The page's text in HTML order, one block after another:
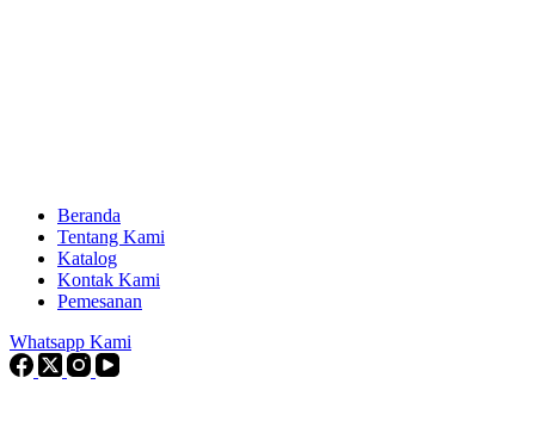
Beranda
Tentang Kami
Katalog
Kontak Kami
Pemesanan
Whatsapp Kami